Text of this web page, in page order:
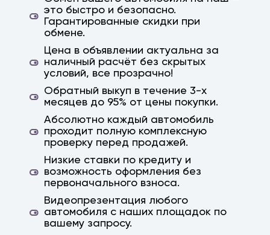
это быстро и безопасно.
Гарантированные скидки при
обмене.
Цена в объявлении актуальна за
наличный расчёт без скрытых
условий, все прозрачно!
Обратный выкуп в течение 3-х
месяцев до 95% от цены покупки.
Абсолютно каждый автомобиль
проходит полную комплексную
проверку перед продажей.
Низкие ставки по кредиту и
возможность оформления без
первоначального взноса.
Видеопрезентация любого
автомобиля с наших площадок по
вашему запросу.